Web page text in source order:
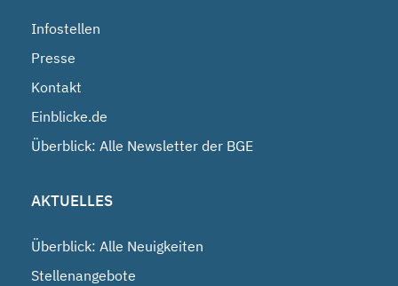
Infostellen
Presse
Kontakt
Einblicke.de
Überblick: Alle Newsletter der BGE
AKTUELLES
Überblick: Alle Neuigkeiten
Stellenangebote